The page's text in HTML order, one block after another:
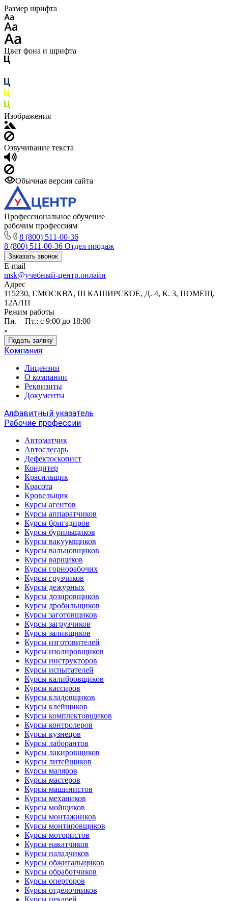
Размер шрифта
Цвет фона и шрифта
Изображения
Озвучивание текста
Обычная версия сайта
Профессиональное обучение
рабочим профессиям
8 (800) 511-00-36
8 (800) 511-00-36 Отдел продаж
Заказать звонок
E-mail
msk@учебный-центр.онлайн
Адрес
115230, Г.МОСКВА, Ш КАШИРСКОЕ, Д. 4, К. 3, ПОМЕЩ.
12А/1П
Режим работы
Пн. – Пт.: с 9:00 до 18:00
Подать заявку
Компания
Лицензии
О компании
Реквизиты
Документы
Алфавитный указатель
Рабочие профессии
Автоматчик
Автослесарь
Дефектоскопист
Кондитер
Красильщик
Красота
Кровельщик
Курсы агентов
Курсы аппаратчиков
Курсы бригадиров
Курсы бурильщиков
Курсы вакуумщиков
Курсы вальцовщиков
Курсы варщиков
Курсы горнорабочих
Курсы грузчиков
Курсы дежурных
Курсы дозировщиков
Курсы дробильщиков
Курсы заготовщиков
Курсы загрузчиков
Курсы заливщиков
Курсы изготовителей
Курсы изолировщиков
Курсы инструкторов
Курсы испытателей
Курсы калибровщиков
Курсы кассиров
Курсы кладовщиков
Курсы клейщиков
Курсы комплектовщиков
Курсы контролеров
Курсы кузнецов
Курсы лаборантов
Курсы лакировщиков
Курсы литейщиков
Курсы маляров
Курсы мастеров
Курсы машинистов
Курсы механиков
Курсы мойщиков
Курсы монтажников
Курсы монтировщиков
Курсы мотористов
Курсы накатчиков
Курсы наладчиков
Курсы обжигальщиков
Курсы обработчиков
Курсы оперторов
Курсы отделочников
Курсы пекарей